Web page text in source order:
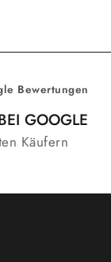
Bewertungen
GOOGLE
Käufern